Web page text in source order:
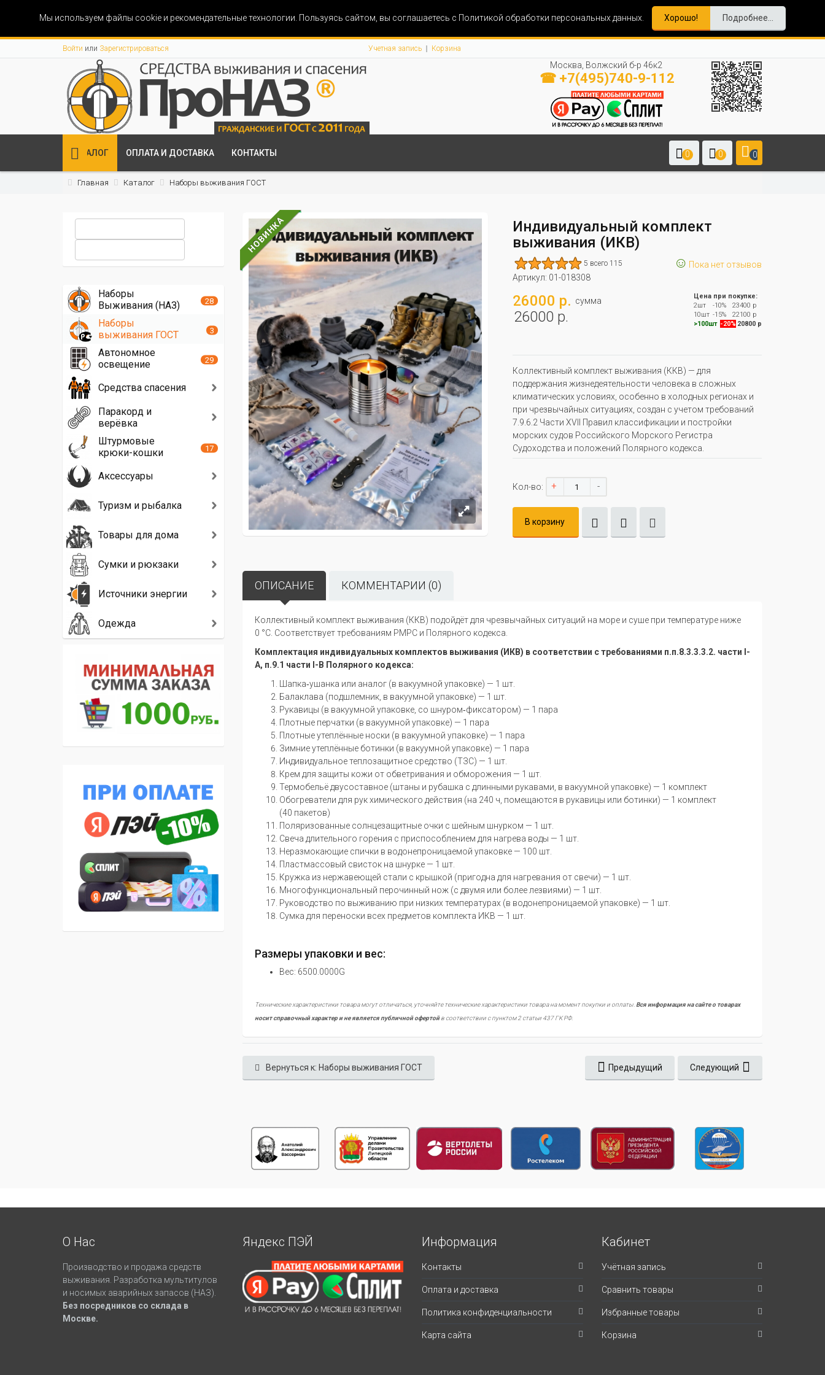
Мы используем файлы cookie и рекомендательные технологии. Пользуясь сайтом, вы соглашаетесь с Политикой обработки персональных данных. Хорошо! Подробнее...
Войти или Зарегистрироваться Учетная запись Корзина
Москва, Волжский б-р 46к2
☎ +7(495)740-9-112
КАТАЛОГ ОПЛАТА И ДОСТАВКА КОНТАКТЫ 0 0 0
Главная Каталог Наборы выживания ГОСТ
НОВИНКА
Индивидуальный комплект
выживания (ИКВ)
5 всего 115 ☺ Пока нет отзывов
Артикул: 01-018308
26000 р. сумма
26000 р.
Цена при покупке:
2шт
-10%
23400 р
10шт -15%
22100 р
>100шт -20% 20800 р
Коллективный комплект выживания (ККВ) — для
поддержания жизнедеятельности человека в сложных
климатических условиях, особенно в холодных регионах и
при чрезвычайных ситуациях, создан с учетом требований
7.9.6.2 Части XVII Правил классификации и постройки
морских судов Российского Морского Регистра
Судоходства и положений Полярного кодекса.
Кол-во: + -
В корзину
ОПИСАНИЕ КОММЕНТАРИИ (0)
Коллективный комплектвыживания (ККВ) подойдётдля чрезвычайных ситуаций на мореи сушепри температурениже
0 °C. Соответствуеттребованиям РМРСи Полярного кодекса.
Комплектация индивидуальных комплектов выживания (ИКВ) в соответствии с требованиями п.п.8.3.3.3.2. части I-
A, п.9.1 части I-В Полярного кодекса:
Шапка‑ушанка или аналог (в вакуумной упаковке) — 1 шт.
Балаклава (подшлемник, в вакуумной упаковке) — 1 шт.
Рукавицы (в вакуумной упаковке, со шнуром‑фиксатором) — 1 пара
Плотные перчатки (в вакуумной упаковке) — 1 пара
Плотные утеплённые носки (в вакуумной упаковке) — 1 пара
Зимние утеплённые ботинки (в вакуумной упаковке) — 1 пара
Индивидуальное теплозащитное средство (ТЗС) — 1 шт.
Крем для защиты кожи от обветривания и обморожения — 1 шт.
Термобельё двусоставное (штаны и рубашка с длинными рукавами, в вакуумной упаковке) — 1 комплект
Обогреватели для рук химического действия (на 240 ч, помещаются в рукавицы или ботинки) — 1 комплект
(40 пакетов)
Поляризованные солнцезащитные очки с шейным шнурком — 1 шт.
Свеча длительного горения с приспособлением для нагрева воды — 1 шт.
Неразмокающие спички в водонепроницаемой упаковке — 100 шт.
Пластмассовый свисток на шнурке — 1 шт.
Кружка из нержавеющей стали с крышкой (пригодна для нагревания от свечи) — 1 шт.
Многофункциональный перочинный нож (с двумя или более лезвиями) — 1 шт.
Руководство по выживанию при низких температурах (в водонепроницаемой упаковке) — 1 шт.
Сумка для переноски всех предметов комплекта ИКВ — 1 шт.
Размеры упаковки и вес:
Вес: 6500.0000G
Технические характеристики товара могут отличаться, уточняйте технические характеристики товара на момент покупки и оплаты. Вся информация на сайте о товарах
носит справочный характер и не является публичной офертойв соответствии с пунктом 2 статьи 437 ГК РФ.
Вернуться к: Наборы выживания ГОСТ Предыдущий Следующий
Наборы
Выживания (НАЗ)
28
Наборы
выживания ГОСТ
3
Автономное
освещение
29
Средства спасения
Паракорд и
верёвка
Штурмовые
крюки-кошки
17
Аксессуары
Туризм и рыбалка
Товары для дома
Сумки и рюкзаки
Источники энергии
Одежда
О Нас
Производство и продажа средств
выживания. Разработка мультитулов
и носимых аварийных запасов (НАЗ).
Без посредников со склада в
Москве.
Яндекс ПЭЙ Информация
Контакты
Оплата и доставка
Политика конфиденциальности
Карта сайта
Кабинет
Учётная запись
Сравнить товары
Избранные товары
Корзина